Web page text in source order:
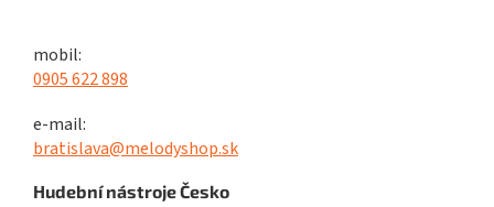
mobil:
0905 622 898
e-mail:
bratislava@melodyshop.sk
Hudební nástroje Česko